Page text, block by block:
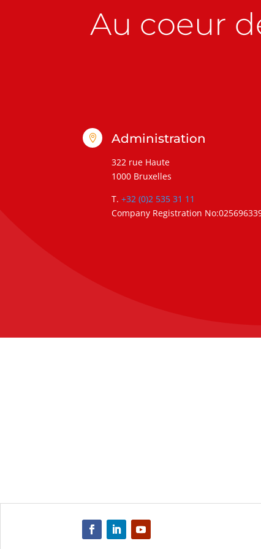
Au coeur
 Administration
322 rue Haute
1000 Bruxelles
T. +32 (0)2 535 31 11
Company Registration